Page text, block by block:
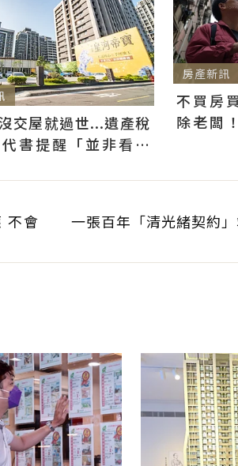
交屋就過世...遺產稅
書提醒「並非看總
房產新訊
不買房
除老闆
不會
一張百年「清光緒契約